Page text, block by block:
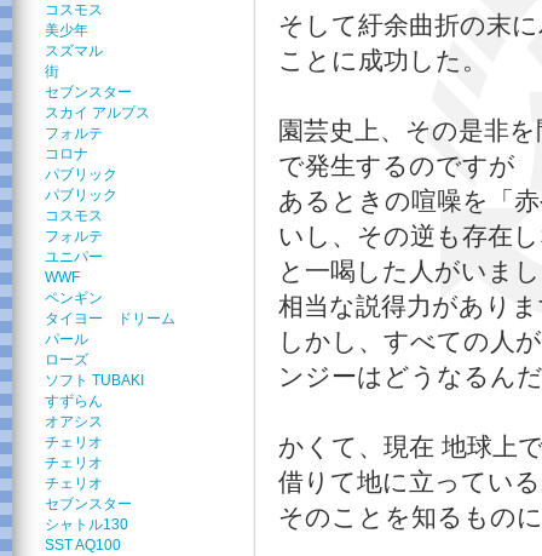
コスモス
美少年
スズマル
街
セブンスター
スカイ アルプス
フォルテ
コロナ
パブリック
パブリック
コスモス
フォルテ
ユニパー
WWF
ペンギン
タイヨー ドリーム
パール
ローズ
ソフト TUBAKI
すずらん
オアシス
チェリオ
チェリオ
チェリオ
セブンスター
シャトル130
SST AQ100
そして紆余曲折の末
ことに成功した。
園芸史上、その是非
で発生するのですが
あるときの喧噪を「
いし、その逆も存在
と一喝した人がいま
相当な説得力があり
しかし、すべての人
ンジーはどうなるん
かくて、現在 地球上
借りて地に立ってい
そのことを知るもの